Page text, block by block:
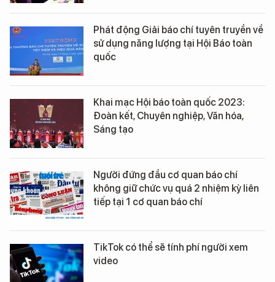
Phát động Giải báo chí tuyên truyền về
sử dụng năng lượng tại Hội Báo toàn
quốc
Khai mạc Hội báo toàn quốc 2023:
Đoàn kết, Chuyên nghiệp, Văn hóa,
Sáng tạo
Người đứng đầu cơ quan báo chí
không giữ chức vụ quá 2 nhiệm kỳ liên
tiếp tại 1 cơ quan báo chí
TikTok có thể sẽ tính phí người xem
video